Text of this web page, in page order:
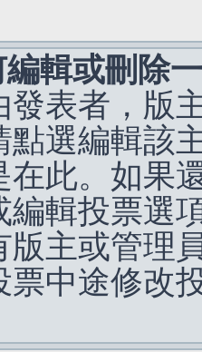
輯或刪除
發表者，版
點選編輯該
在此。如果
編輯投票選
版主或管理
票中途修改